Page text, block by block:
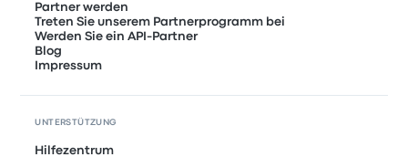
Partner werden
Treten Sie unserem Partnerprogramm bei
Werden Sie ein API-Partner
Blog
Impressum
UNTERSTÜTZUNG
Hilfezentrum